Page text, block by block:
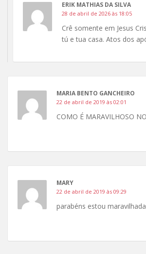
ERIK MATHIAS DA SILVA
28 de abril de 2026 às 18:05
Crê somente em Jesus
tú e tua casa. Atos dos
MARIA BENTO GANCHEIRO
22 de abril de 2019 às 02:01
COMO É MARAVILHOSO
MARY
22 de abril de 2019 às 09:29
parabéns estou